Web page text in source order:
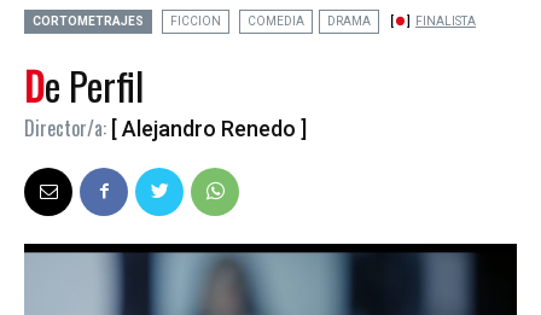
CORTOMETRAJES FICCION COMEDIA DRAMA FINALISTA
De Perfil
Director/a: [ Alejandro Renedo ]